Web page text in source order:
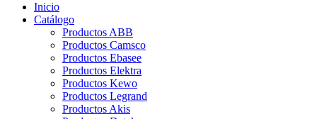
Inicio
Catálogo
Productos ABB
Productos Camsco
Productos Ebasee
Productos Elektra
Productos Kewo
Productos Legrand
Productos Akis